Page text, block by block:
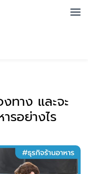
ทาง และจะ
รอย่างไร